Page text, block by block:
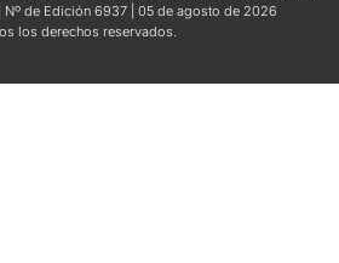
Nº de Edición 6937 | 05 de agosto de 2026
los derechos reservados.